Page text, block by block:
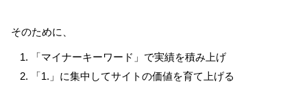
そのために、
「マイナーキーワード」で実績を積み上げ
「1.」に集中してサイトの価値を育て上げる